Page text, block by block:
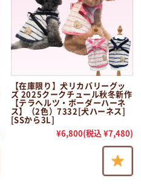
【在庫限り】犬リカバリーグッ
ズ 2025クークチュール秋冬新作
【テラヘルツ・ボーダーハーネ
ス】（2色）7332[犬ハーネス]
[SSから3L]
¥6,800(税込 ¥7,480)